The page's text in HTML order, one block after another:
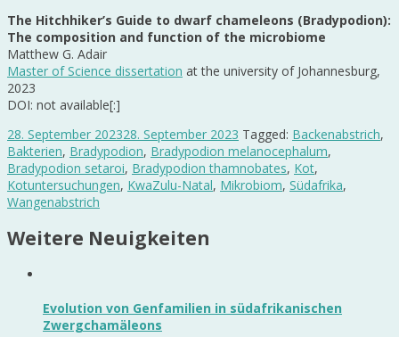
The Hitchhiker’s Guide to dwarf chameleons (Bradypodion):
The composition and function of the microbiome
Matthew G. Adair
Master of Science dissertation at the university of Johannesburg,
2023
DOI: not available[:]
28. September 202328. September 2023 Tagged: Backenabstrich,
Bakterien, Bradypodion, Bradypodion melanocephalum,
Bradypodion setaroi, Bradypodion thamnobates, Kot,
Kotuntersuchungen, KwaZulu-Natal, Mikrobiom, Südafrika,
Wangenabstrich
Weitere Neuigkeiten
Evolution von Genfamilien in südafrikanischen
Zwergchamäleons